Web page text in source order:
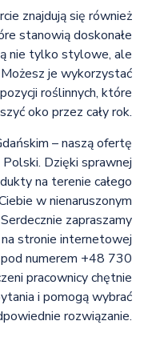
znajdują się również
stanowią doskonałe
nie tylko stylowe, ale
je wykorzystać
roślinnych, które
oko przez cały rok.
– naszą ofertę
Dzięki sprawnej
na terenie całego
w nienaruszonym
zapraszamy
stronie internetowej
numerem +48 730
pracownicy chętnie
i pomogą wybrać
rozwiązanie.